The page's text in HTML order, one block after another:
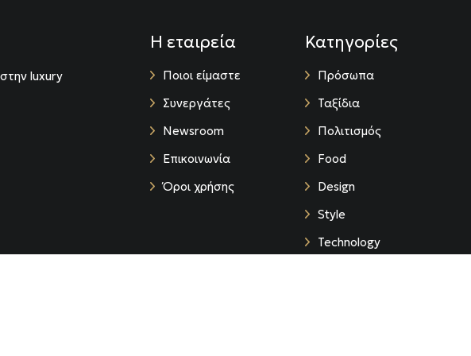
luxury
Η εταιρεία
Ποιοι είμαστε
Συνεργάτες
Newsroom
Επικοινωνία
Όροι χρήσης
Κατηγορίες
Πρόσωπα
Ταξίδια
Πολιτισμός
Food
Design
Style
Technology